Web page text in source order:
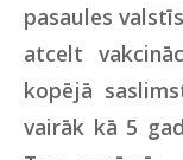
pasaules
atcelt
kopējā
vairāk kā 5